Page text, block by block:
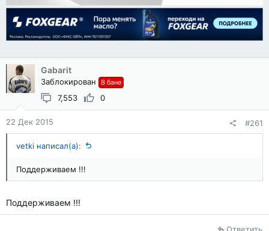
ы
л
а
Gabarit
Заблокирован В бане
7,553 0
22 Дек 2015 #261
vetki написал(а):
Поддерживаем !!!
Поддерживаем !!!
Ответить